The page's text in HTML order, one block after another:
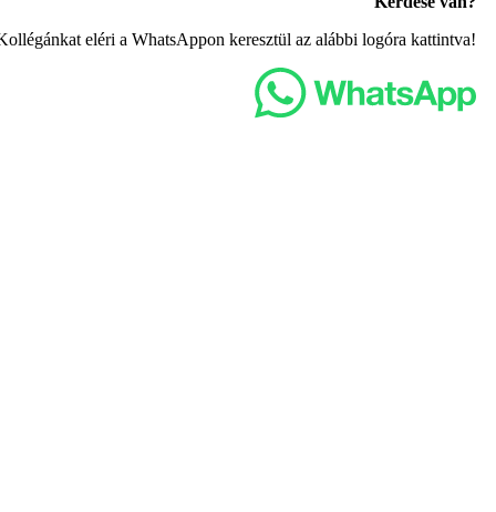
eléri a WhatsAppon keresztül az alábbi logóra kattintva!